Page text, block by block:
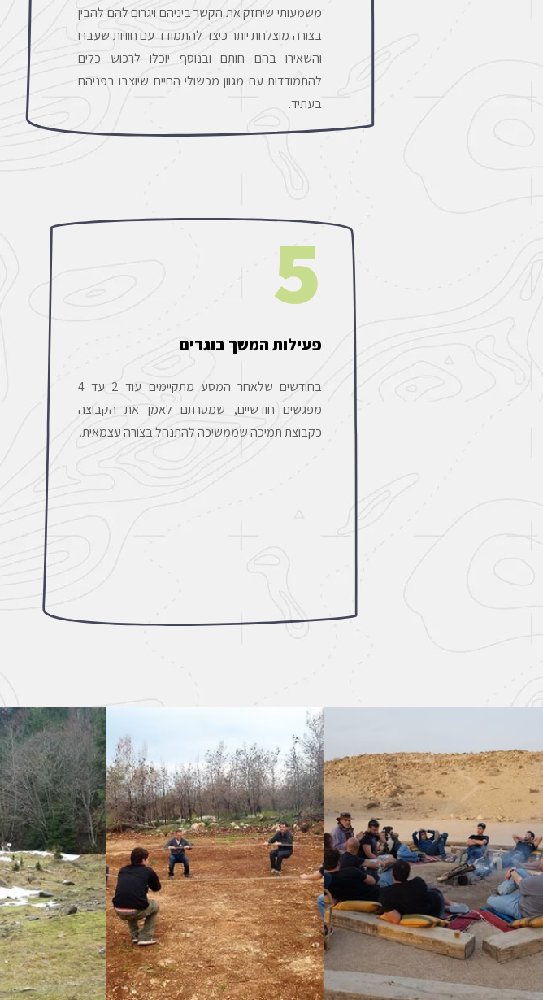
משמעותי שיחזק את הקשר ביניהם ויגרום להם להבין
בצורה מוצלחת יותר כיצד להתמודד עם חוויות שעברו
והשאירו בהם חותם ובנוסף יוכלו לרכוש כלים
להתמודדות עם מגוון מכשולי החיים שיוצבו בפניהם
בעתיד.
5
פעילות המשך בוגרים
בחודשים שלאחר המסע מתקיימים עוד 2 עד 4
מפגשים חודשיים, שמטרתם לאמן את הקבוצה
כקבוצת תמיכה שממשיכה להתנהל בצורה עצמאית.